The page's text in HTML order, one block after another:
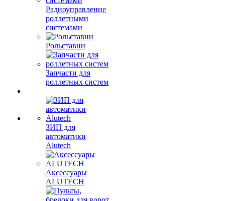
Радиоуправление
роллетными
системами
Рольставни
Запчасти для
роллетных систем
ЗИП для
автоматики
Alutech
Аксессуары
ALUTECH